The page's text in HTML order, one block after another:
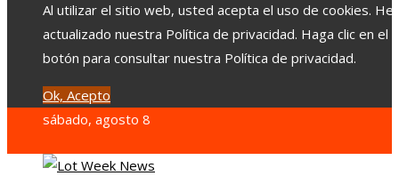
Al utilizar el sitio web, usted acepta el uso de cookies.
actualizado nuestra Política de privacidad. Haga clic en el
botón para consultar nuestra Política de privacidad.
Ok, Acepto
sábado, agosto 8